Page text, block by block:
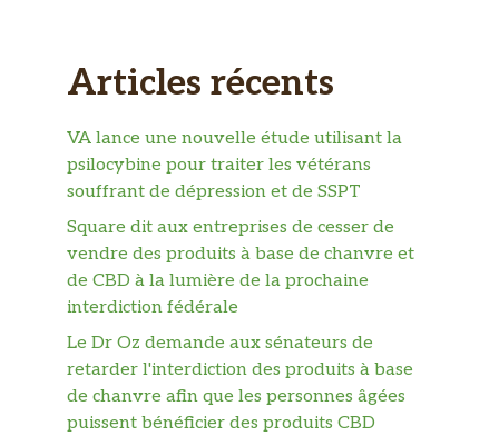
Articles récents
VA lance une nouvelle étude utilisant la
psilocybine pour traiter les vétérans
souffrant de dépression et de SSPT
Square dit aux entreprises de cesser de
vendre des produits à base de chanvre et
de CBD à la lumière de la prochaine
interdiction fédérale
Le Dr Oz demande aux sénateurs de
retarder l'interdiction des produits à base
de chanvre afin que les personnes âgées
puissent bénéficier des produits CBD